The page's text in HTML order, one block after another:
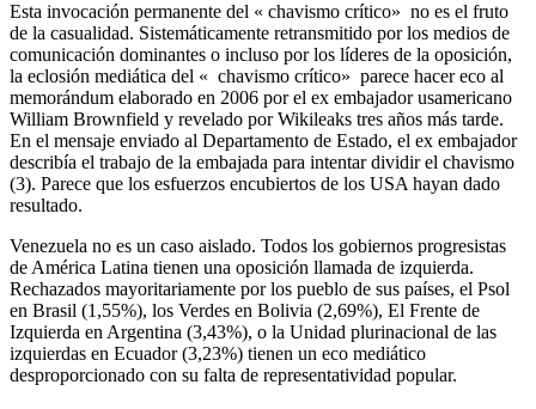
Esta invocación permanente del « chavismo crítico» no es el fruto
de la casualidad. Sistemáticamente retransmitido por los medios de
comunicación dominantes o incluso por los líderes de la oposición,
la eclosión mediática del « chavismo crítico» parece hacer eco al
memorándum elaborado en 2006 por el ex embajador usamericano
William Brownfield y revelado por Wikileaks tres años más tarde.
En el mensaje enviado al Departamento de Estado, el ex embajador
describía el trabajo de la embajada para intentar dividir el chavismo
(3). Parece que los esfuerzos encubiertos de los USA hayan dado
resultado.
Venezuela no es un caso aislado. Todos los gobiernos progresistas
de América Latina tienen una oposición llamada de izquierda.
Rechazados mayoritariamente por los pueblo de sus países, el Psol
en Brasil (1,55%), los Verdes en Bolivia (2,69%), El Frente de
Izquierda en Argentina (3,43%), o la Unidad plurinacional de las
izquierdas en Ecuador (3,23%) tienen un eco mediático
desproporcionado con su falta de representatividad popular.